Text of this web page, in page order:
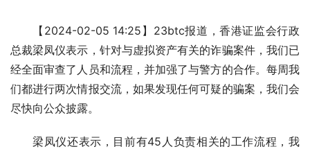
【2024-02-05 14:25】23btc报道，香港证监会行政
总裁梁凤仪表示，针对与虚拟资产有关的诈骗案件，我们已
经全面审查了人员和流程，并加强了与警方的合作。每周我
们都进行两次情报交流，如果发现任何可疑的骗案，我们会
尽快向公众披露。
梁凤仪还表示，目前有45人负责相关的工作流程，我